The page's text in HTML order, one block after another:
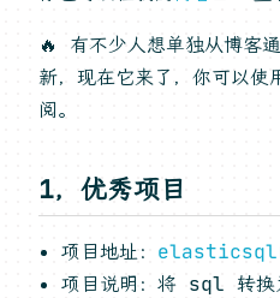
🔥 有不少人想单独从博客
新，现在它来了，你可以使
阅。
1，优秀项目
项目地址： elasticsql
项目说明：将 sql 转